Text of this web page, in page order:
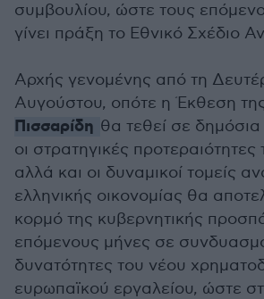
συμβουλίου, ώστε τους
γίνει πράξη το Εθνικό Σχέδιο
Αρχής γενομένης από τη
Αυγούστου, οπότε η Έκθεση
Πισσαρίδη θα τεθεί σε
οι στρατηγικές
αλλά και οι δυναμικοί τομείς
ελληνικής οικονομίας θα
κορμό της κυβερνητικής
επόμενους μήνες σε
δυνατότητες του νέου
ευρωπαϊκού εργαλείου, ώστε